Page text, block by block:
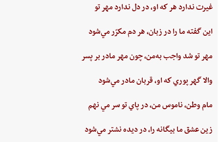
غيرت‌ ندارد هر كه او، در دل‌ ندارد مهر تو
اين‌ گفته‌ ما را در زبان، هر دم‌ مكرّر مي‌شود
مهر تو شد واجب‌ به‌من،‌ چون‌ مهر مادر بر پسر
والا گهر پوري‌ كه او، قربان مادر مي‌شود
مام‌ وطن‌، ناموس‌ من‌، در پاي ‌تو سر مي نهم‌
زين‌ عشق‌ ما بيگانه را، در ديده ‌نشتر مي‌شود